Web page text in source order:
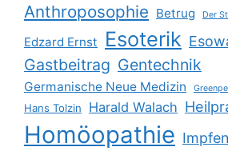
Anthroposophie Betrug Der
Edzard Ernst Esoterik
Gastbeitrag Gentechnik
Germanische Neue Medizin
Hans Tolzin Harald Walach
Homöopathie Impfen